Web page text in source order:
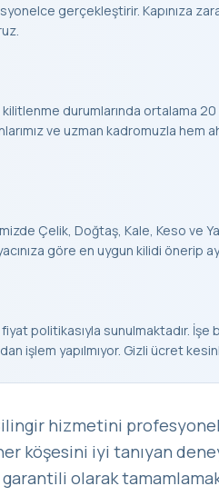
gerçekleştirir. Kapınıza
durumlarında ortalama
ve uzman kadromuzla hem
Çelik, Doğtaş, Kale, Keso ve
göre en uygun kilidi önerip
politikasıyla sunulmaktadır.
işlem yapılmıyor. Gizli ücret
hizmetini
köşesini iyi tanıyan
olarak